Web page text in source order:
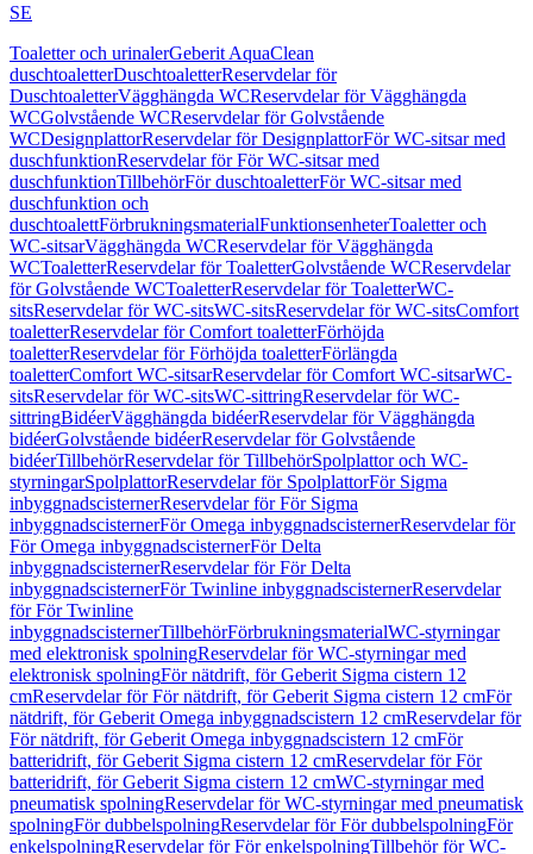
SE
Toaletter och urinalerGeberit AquaClean
duschtoaletterDuschtoaletterReservdelar för
DuschtoaletterVägghängda WCReservdelar för Vägghängda
WCGolvstående WCReservdelar för Golvstående
WCDesignplattorReservdelar för DesignplattorFör WC-sitsar med
duschfunktionReservdelar för För WC-sitsar med
duschfunktionTillbehörFör duschtoaletterFör WC-sitsar med
duschfunktion och
duschtoalettFörbrukningsmaterialFunktionsenheterToaletter och
WC-sitsarVägghängda WCReservdelar för Vägghängda
WCToaletterReservdelar för ToaletterGolvstående WCReservdelar
för Golvstående WCToaletterReservdelar för ToaletterWC-
sitsReservdelar för WC-sitsWC-sitsReservdelar för WC-sitsComfort
toaletterReservdelar för Comfort toaletterFörhöjda
toaletterReservdelar för Förhöjda toaletterFörlängda
toaletterComfort WC-sitsarReservdelar för Comfort WC-sitsarWC-
sitsReservdelar för WC-sitsWC-sittringReservdelar för WC-
sittringBidéerVägghängda bidéerReservdelar för Vägghängda
bidéerGolvstående bidéerReservdelar för Golvstående
bidéerTillbehörReservdelar för TillbehörSpolplattor och WC-
styrningarSpolplattorReservdelar för SpolplattorFör Sigma
inbyggnadscisternerReservdelar för För Sigma
inbyggnadscisternerFör Omega inbyggnadscisternerReservdelar för
För Omega inbyggnadscisternerFör Delta
inbyggnadscisternerReservdelar för För Delta
inbyggnadscisternerFör Twinline inbyggnadscisternerReservdelar
för För Twinline
inbyggnadscisternerTillbehörFörbrukningsmaterialWC-styrningar
med elektronisk spolningReservdelar för WC-styrningar med
elektronisk spolningFör nätdrift, för Geberit Sigma cistern 12
cmReservdelar för För nätdrift, för Geberit Sigma cistern 12 cmFör
nätdrift, för Geberit Omega inbyggnadscistern 12 cmReservdelar för
För nätdrift, för Geberit Omega inbyggnadscistern 12 cmFör
batteridrift, för Geberit Sigma cistern 12 cmReservdelar för För
batteridrift, för Geberit Sigma cistern 12 cmWC-styrningar med
pneumatisk spolningReservdelar för WC-styrningar med pneumatisk
spolningFör dubbelspolningReservdelar för För dubbelspolningFör
enkelspolningReservdelar för För enkelspolningTillbehör för WC-